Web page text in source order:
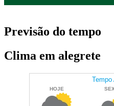
Previsão do tempo
Clima em alegrete